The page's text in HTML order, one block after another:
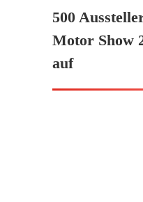
500
Motor Show
auf